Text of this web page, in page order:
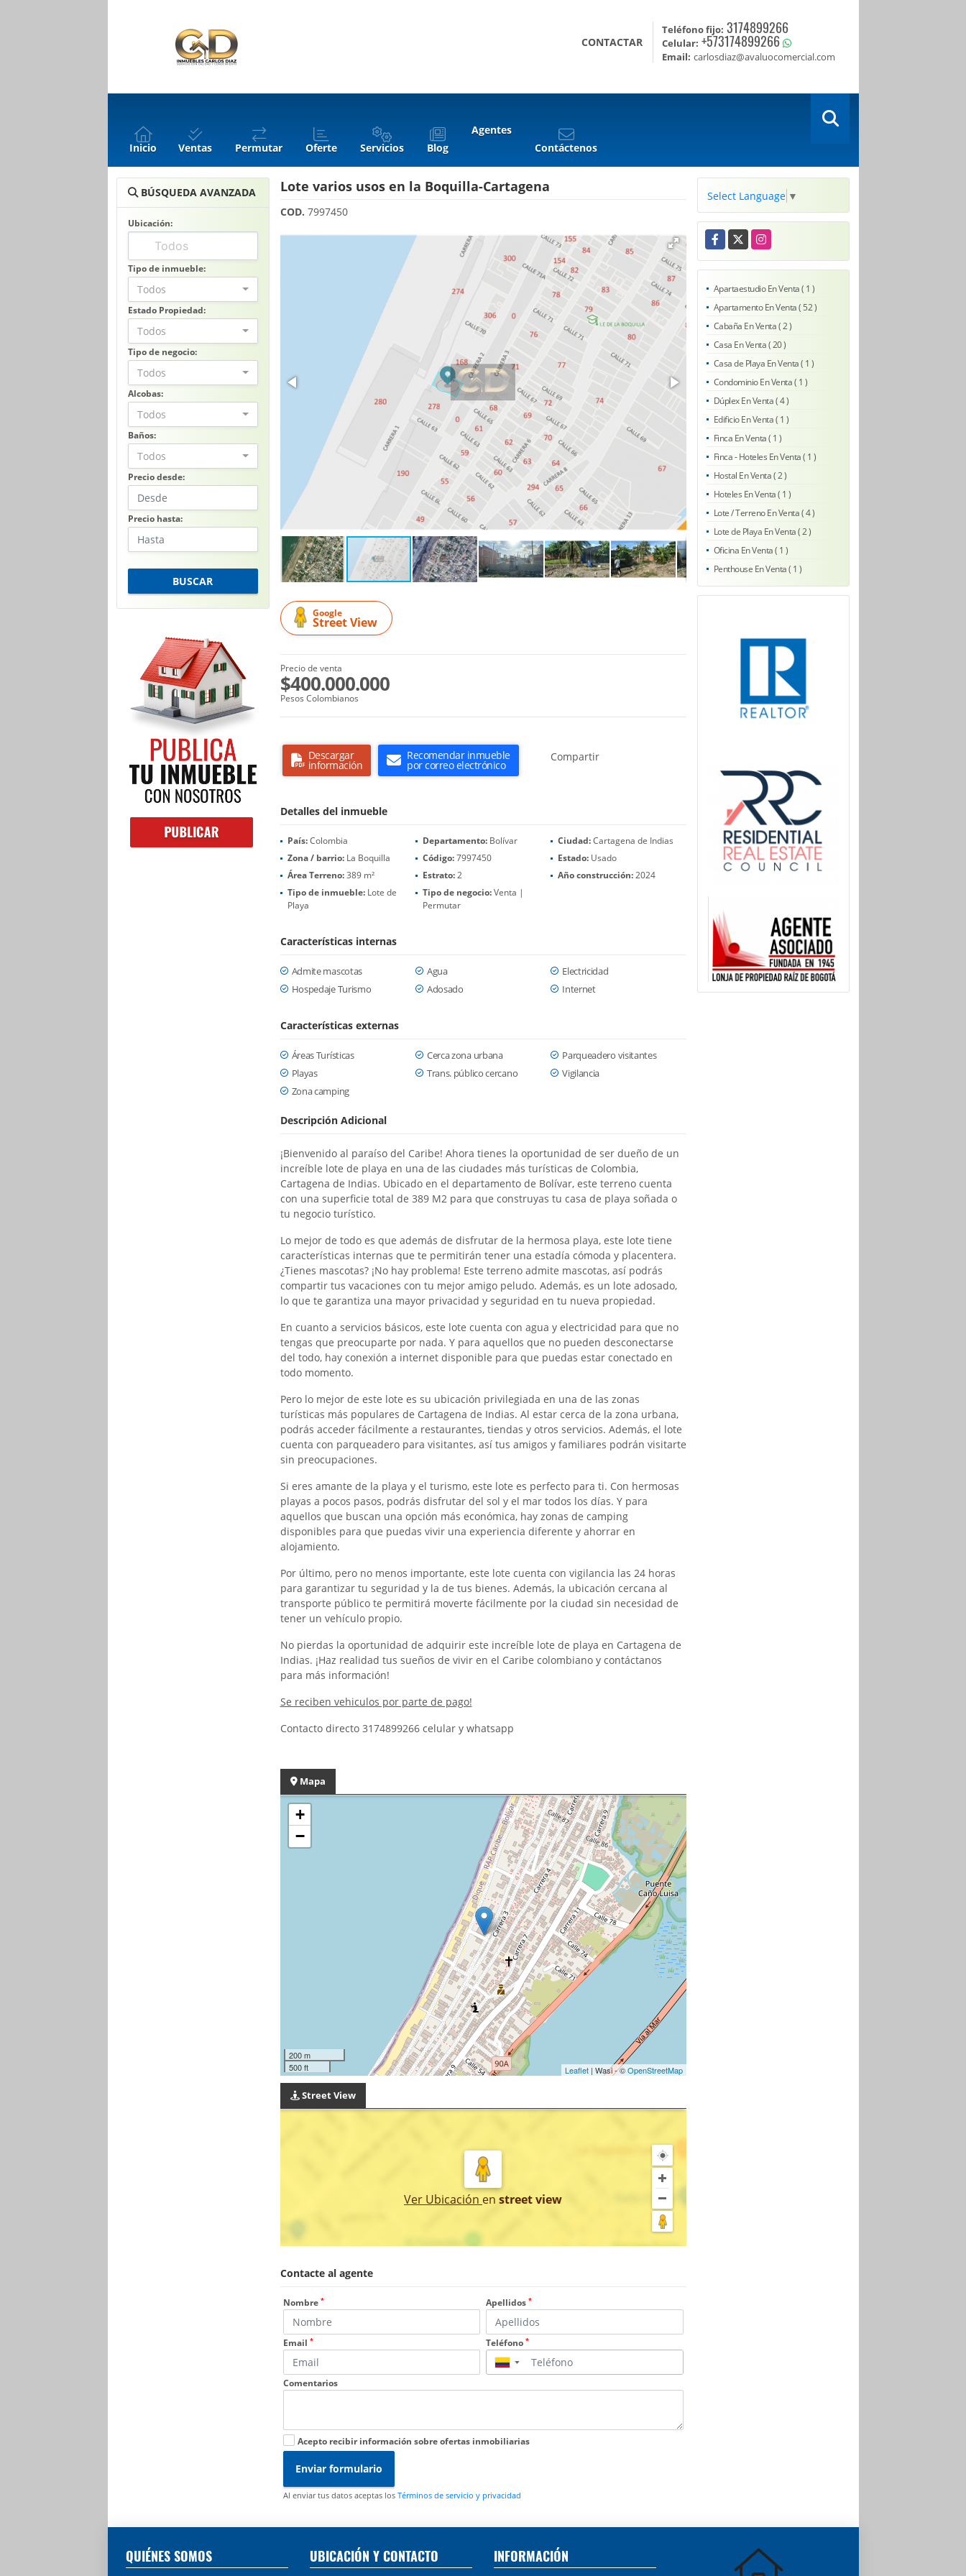
CONTACTAR
Teléfono fijo: 3174899266
Celular: +573174899266
Email: carlosdiaz@avaluocomercial.com
Inicio Ventas Permutar Oferte Servicios Blog
Agentes
Contáctenos
BÚSQUEDA AVANZADA
Ubicación:
Tipo de inmueble:
Todos
Estado Propiedad:
Todos
Tipo de negocio:
Todos
Alcobas:
Todos
Baños:
Todos
Precio desde:
Precio hasta:
BUSCAR
Lote varios usos en la Boquilla-Cartagena
COD. 7997450
Google
Street View
Precio de venta
$400.000.000
Pesos Colombianos
Descargar
información
Recomendar inmueble
por correo electrónico
Compartir
Detalles del inmueble
País:Colombia Departamento:Bolívar Ciudad:Cartagena de Indias
Zona / barrio:La Boquilla Código:7997450 Estado: Usado
Área Terreno:389 m² Estrato:2 Año construcción:2024
Tipo de inmueble:Lote de
Playa
Tipo de negocio:Venta |
Permutar
Características internas
Admite mascotas Agua
Electricidad
Hospedaje Turismo
Adosado Internet
Características externas
Áreas Turísticas Cerca zona urbana
Parqueadero visitantes
Playas
Trans. público cercano
Vigilancia
Zona camping
Descripción Adicional
¡Bienvenido al paraíso del Caribe! Ahora tienes la oportunidad de ser dueño de un
increíble lote de playa en una de las ciudades más turísticas de Colombia,
Cartagena de Indias. Ubicado en el departamento de Bolívar, este terreno cuenta
con una superficie total de 389 M2 para que construyas tu casa de playa soñada o
tu negocio turístico.
Lo mejor de todo es que además de disfrutar de la hermosa playa, este lote tiene
características internas que te permitirán tener una estadía cómoda y placentera.
¿Tienes mascotas? ¡No hay problema! Este terreno admite mascotas, así podrás
compartir tus vacaciones con tu mejor amigo peludo. Además, es un lote adosado,
lo que te garantiza una mayor privacidad y seguridad en tu nueva propiedad.
En cuanto a servicios básicos, este lote cuenta con agua y electricidad para que no
tengas que preocuparte por nada. Y para aquellos que no pueden desconectarse
del todo, hay conexión a internet disponible para que puedas estar conectado en
todo momento.
Pero lo mejor de este lote es su ubicación privilegiada en una de las zonas
turísticas más populares de Cartagena de Indias. Al estar cerca de la zona urbana,
podrás acceder fácilmente a restaurantes, tiendas y otros servicios. Además, el lote
cuenta con parqueadero para visitantes, así tus amigos y familiares podrán visitarte
sin preocupaciones.
Si eres amante de la playa y el turismo, este lote es perfecto para ti. Con hermosas
playas a pocos pasos, podrás disfrutar del sol y el mar todos los días. Y para
aquellos que buscan una opción más económica, hay zonas de camping
disponibles para que puedas vivir una experiencia diferente y ahorrar en
alojamiento.
Por último, pero no menos importante, este lote cuenta con vigilancia las 24 horas
para garantizar tu seguridad y la de tus bienes. Además, la ubicación cercana al
transporte público te permitirá moverte fácilmente por la ciudad sin necesidad de
tener un vehículo propio.
No pierdas la oportunidad de adquirir este increíble lote de playa en Cartagena de
Indias. ¡Haz realidad tus sueños de vivir en el Caribe colombiano y contáctanos
para más información!
Se reciben vehiculos por parte de pago!
Contacto directo 3174899266celular y whatsapp
Mapa
+
−
200 m
500 ft
Leaflet| Wasi - ©OpenStreetMap
Street View
Ver Ubicación en street view
Contacte al agente
Nombre * Apellidos *
Email * Teléfono *
▼
Comentarios
Acepto recibir información sobre ofertas inmobiliarias
Enviar formulario
Al enviar tus datos aceptas los Términos de servicio y privacidad
Select Language ▼
Facebook
X Instagram
Apartaestudio En Venta ( 1 )
Apartamento En Venta ( 52 )
Cabaña En Venta ( 2 )
Casa En Venta ( 20 )
Casa de Playa En Venta ( 1 )
Condominio En Venta ( 1 )
Dúplex En Venta ( 4 )
Edificio En Venta ( 1 )
Finca En Venta ( 1 )
Finca - Hoteles En Venta ( 1 )
Hostal En Venta ( 2 )
Hoteles En Venta ( 1 )
Lote / Terreno En Venta ( 4 )
Lote de Playa En Venta ( 2 )
Oficina En Venta ( 1 )
Penthouse En Venta ( 1 )
QUIÉNES SOMOS UBICACIÓN Y CONTACTO INFORMACIÓN